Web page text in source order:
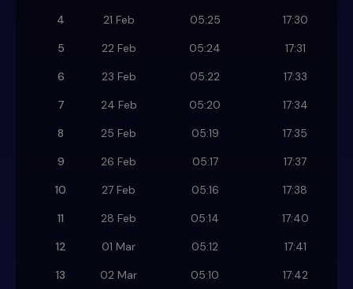
4
21 Feb 05:25
17:30
5
22 Feb 05:24
17:31
6
23 Feb 05:22
17:33
7
24 Feb 05:20
17:34
8
25 Feb 05:19
17:35
9
26 Feb 05:17
17:37
10
27 Feb 05:16
17:38
11
28 Feb 05:14
17:40
12
01 Mar 05:12
17:41
13
02 Mar 05:10
17:42